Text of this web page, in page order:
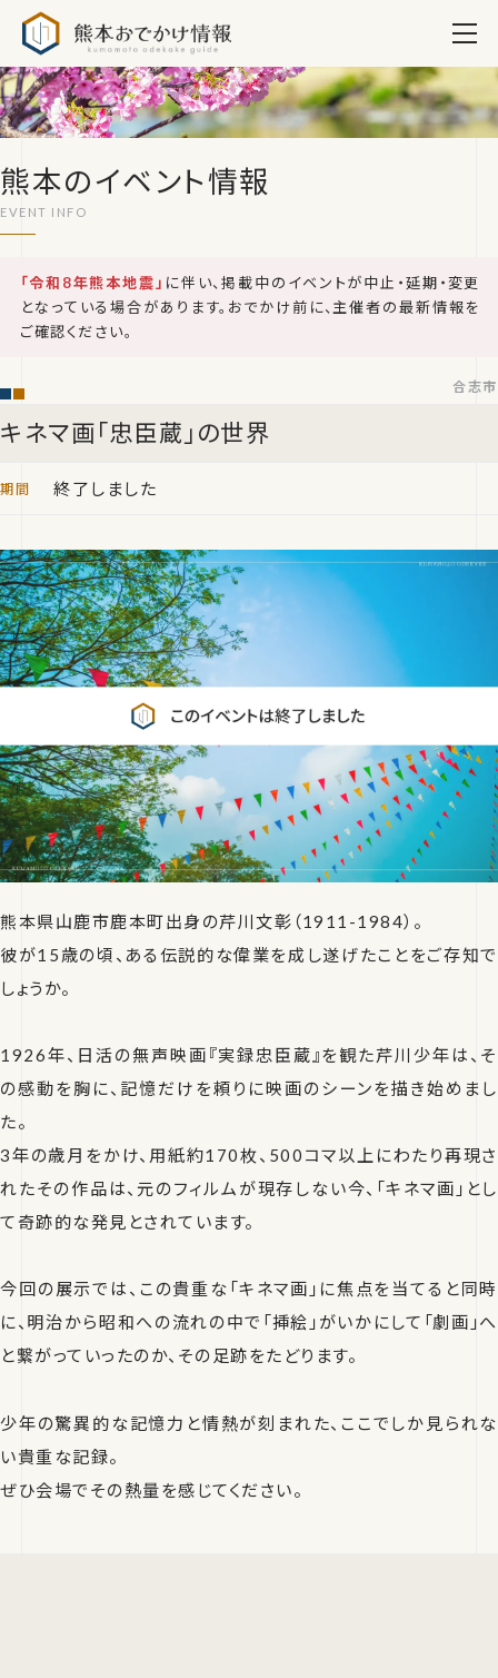
熊本のイベント情報
「令和8年熊本地震」 に伴い、掲載中のイベントが中止・延期・変更
となっている場合があります。おでかけ前に、主催者の最新情報を
ご確認ください。
キネマ画「忠臣蔵」の世界
合志市
終了しました
熊本県山鹿市鹿本町出身の芹川文彰（1911-1984）。
彼が15歳の頃、ある伝説的な偉業を成し遂げたことをご存知で
しょうか。
1926年、日活の無声映画『実録忠臣蔵』を観た芹川少年は、そ
の感動を胸に、記憶だけを頼りに映画のシーンを描き始めまし
た。
3年の歳月をかけ、用紙約170枚、500コマ以上にわたり再現さ
れたその作品は、元のフィルムが現存しない今、「キネマ画」とし
て奇跡的な発見とされています。
今回の展示では、この貴重な「キネマ画」に焦点を当てると同時
に、明治から昭和への流れの中で「挿絵」がいかにして「劇画」へ
と繋がっていったのか、その足跡をたどります。
少年の驚異的な記憶力と情熱が刻まれた、ここでしか見られな
い貴重な記録。
ぜひ会場でその熱量を感じてください。